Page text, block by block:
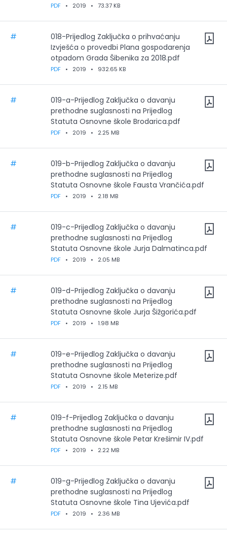
PDF • 2019 • 73.37 KB
#
018-Prijedlog Zaključka o prihvaćanju
Izvješća o provedbi Plana gospodarenja
otpadom Grada Šibenika za 2018.pdf
PDF • 2019 • 932.65 KB
#
019-a-Prijedlog Zaključka o davanju
prethodne suglasnosti na Prijedlog
Statuta Osnovne škole Brodarica.pdf
PDF • 2019 • 2.25 MB
#
019-b-Prijedlog Zaključka o davanju
prethodne suglasnosti na Prijedlog
Statuta Osnovne škole Fausta Vrančića.pdf
PDF • 2019 • 2.18 MB
#
019-c-Prijedlog Zaključka o davanju
prethodne suglasnosti na Prijedlog
Statuta Osnovne škole Jurja Dalmatinca.pdf
PDF • 2019 • 2.05 MB
#
019-d-Prijedlog Zaključka o davanju
prethodne suglasnosti na Prijedlog
Statuta Osnovne škole Jurja Šižgorića.pdf
PDF • 2019 • 1.98 MB
#
019-e-Prijedlog Zaključka o davanju
prethodne suglasnosti na Prijedlog
Statuta Osnovne škole Meterize.pdf
PDF • 2019 • 2.15 MB
#
019-f-Prijedlog Zaključka o davanju
prethodne suglasnosti na Prijedlog
Statuta Osnovne škole Petar Krešimir IV.pdf
PDF • 2019 • 2.22 MB
#
019-g-Prijedlog Zaključka o davanju
prethodne suglasnosti na Prijedlog
Statuta Osnovne škole Tina Ujevića.pdf
PDF • 2019 • 2.36 MB